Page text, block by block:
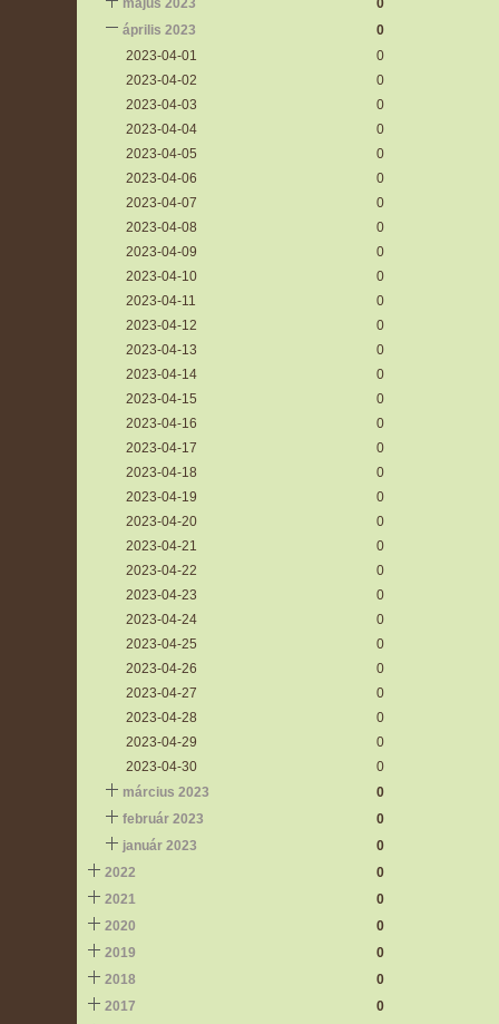
május 2023
0
április 2023
0
2023-04-01
0
2023-04-02
0
2023-04-03
0
2023-04-04
0
2023-04-05
0
2023-04-06
0
2023-04-07
0
2023-04-08
0
2023-04-09
0
2023-04-10
0
2023-04-11
0
2023-04-12
0
2023-04-13
0
2023-04-14
0
2023-04-15
0
2023-04-16
0
2023-04-17
0
2023-04-18
0
2023-04-19
0
2023-04-20
0
2023-04-21
0
2023-04-22
0
2023-04-23
0
2023-04-24
0
2023-04-25
0
2023-04-26
0
2023-04-27
0
2023-04-28
0
2023-04-29
0
2023-04-30
0
március 2023
0
február 2023
0
január 2023
0
2022
0
2021
0
2020
0
2019
0
2018
0
2017
0